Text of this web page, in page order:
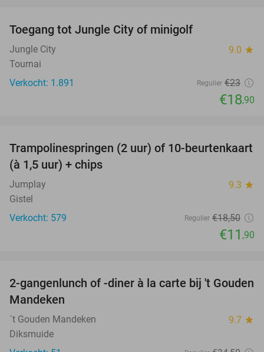
Toegang tot Jungle City of minigolf
Jungle City 9.0 star
Tournai
Verkocht: 1.891
Regulier €23
€18,90
36%
Trampolinespringen (2 uur) of 10-beurtenkaart
(à 1,5 uur) + chips
Jumplay 9.3 star
Gistel
Verkocht: 579
Regulier €18,50
€11 ,90
32%
2-gangenlunch of -diner à la carte bij 't Gouden
Mandeken
´t Gouden Mandeken 9.7 star
Diksmuide